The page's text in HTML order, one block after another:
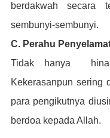
berdakwah secara
sembunyi-sembunyi.
C. Perahu
Tidak hanya
Kekerasanpun sering
para pengikutnya
berdoa kepada Allah.